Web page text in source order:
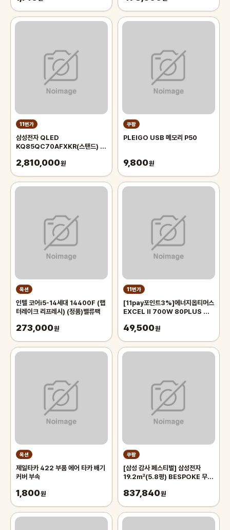
11번가
삼성전자 QLED
KQ85QC70AFXKR(스탠드) _
2,810,000원
쿠팡
PLEIGO USB 메모리 P50
9,800원
옥션
인텔 코어i5-14세대 14400F (랩
터레이크 리프레시) (정품)밸류팩
273,000원
11번가
[11pay포인트3%]에너지옵티머스
EXCEL II 700W 80PLUS 컴
49,500원
옥션
제일타카 422 부품 에어 타카 배기
커버 부속
1,800원
쿠팡
[삼성 감사 페스티벌] 삼성전자
19.2㎡(5.8평) BESPOKE 무풍
AW06C7155TWAZ 방문설치
837,840원